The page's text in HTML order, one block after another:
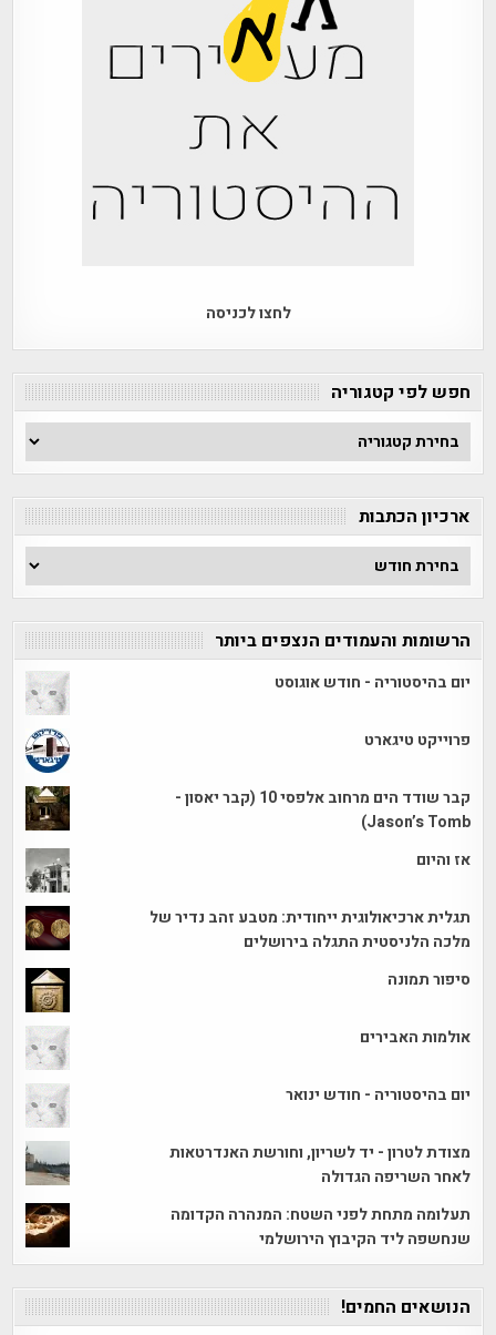
לחצו לכניסה
חפש לפי קטגוריה
חפש
לפי
ארכיון הכתבות
ארכיון
הכתבות
הרשומות והעמודים הנצפים ביותר
יום בהיסטוריה - חודש אוגוסט
פרוייקט טיגארט
קבר שודד הים מרחוב אלפסי 10 (קבר יאסון -
Jason’s Tomb)
אז והיום
תגלית ארכיאולוגית ייחודית: מטבע זהב נדיר של
מלכה הלניסטית התגלה בירושלים
סיפור תמונה
אולמות האבירים
יום בהיסטוריה - חודש ינואר
מצודת לטרון - יד לשריון, וחורשת האנדרטאות
לאחר השריפה הגדולה
תעלומה מתחת לפני השטח: המנהרה הקדומה
שנחשפה ליד הקיבוץ הירושלמי
הנושאים החמים!